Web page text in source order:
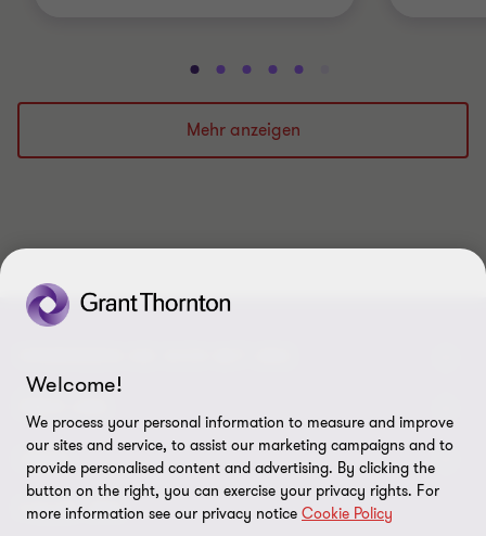
Gehe
zu
Folie
1
Gehe
zu
Folie
2
Gehe
zu
Folie
3
Gehe
zu
Folie
4
Gehe
zu
Folie
5
zu
6
zu
7
zu
8
zu
9
zu
10
Mehr anzeigen
Unsere Experten
Unsere Büros
Grant Thornton in der Tschechischen Republik
Grant Thornton weltweit
LEGAL
Rechtliche Hinweise
FOLGE UNS
Welcome!
We process your personal information to measure and improve
our sites and service, to assist our marketing campaigns and to
provide personalised content and advertising. By clicking the
button on the right, you can exercise your privacy rights. For
more information see our privacy notice Cookie Policy